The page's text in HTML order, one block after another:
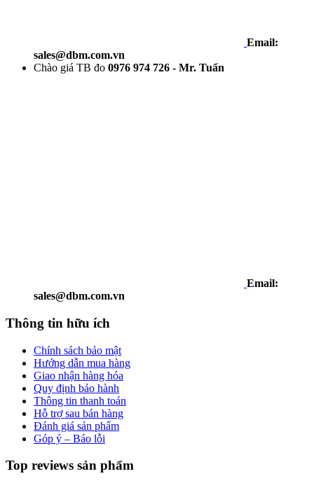
Email:
sales@dbm.com.vn
Chào giá TB đo 0976 974 726 - Mr. Tuấn
Email:
sales@dbm.com.vn
Thông tin hữu ích
Chính sách bảo mật
Hướng dẫn mua hàng
Giao nhận hàng hóa
Quy định bảo hành
Thông tin thanh toán
Hỗ trợ sau bán hàng
Đánh giá sản phẩm
Góp ý – Báo lỗi
Top reviews sản phẩm